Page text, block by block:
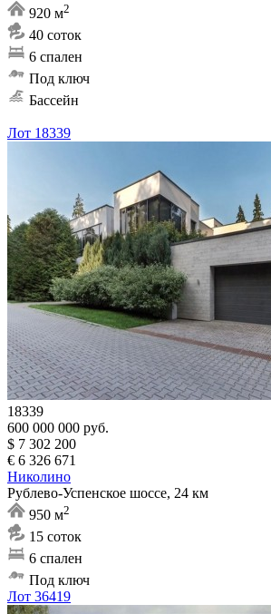
920 м2
40 соток
6 спален
Под ключ
Бассейн
Лот 18339
18339
600 000 000 руб.
$ 7 302 200
€ 6 326 671
Николино
Рублево-Успенское шоссе, 24 км
950 м2
15 соток
6 спален
Под ключ
Лот 36419